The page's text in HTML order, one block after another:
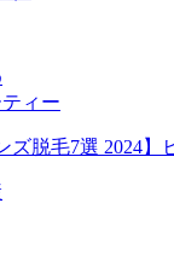
ィー
ズ脱毛7選 2024